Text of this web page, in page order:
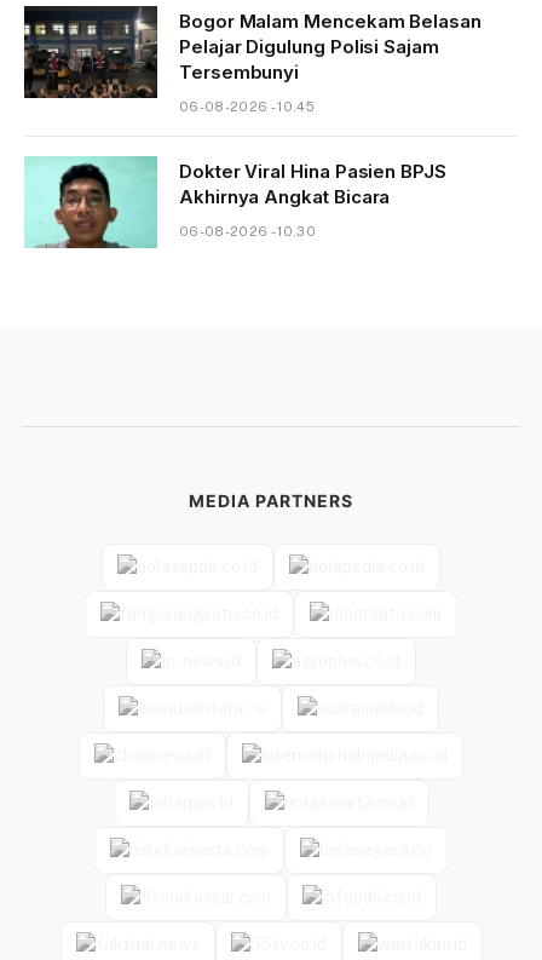
Bogor Malam Mencekam Belasan
Pelajar Digulung Polisi Sajam
Tersembunyi
06-08-2026 - 10.45
Dokter Viral Hina Pasien BPJS
Akhirnya Angkat Bicara
06-08-2026 - 10.30
MEDIA PARTNERS